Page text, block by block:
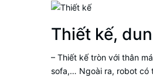
Thiết kế,
– Thiết kế tròn với thân
sofa,… Ngoài ra, robot có